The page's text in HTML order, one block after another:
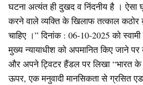
घटना अत्यंत ही दुखद व निंदनीय है । ऐसा
करने वाले व्यक्ति के खिलाफ तत्काल कठोर
चाहिए ।” दिनांक : 06-10-2025 को
मुख्य न्यायाधीश को अपमानित किए जाने पर
और अपने ट्विटर हैंडल पर लिखा “भारत के
ऊपर, एक मनुवादी मानसिकता से ग्रसित